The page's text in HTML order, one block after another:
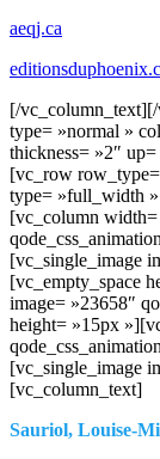
aeqj.ca
[/
type= »normal »
thickness= »2″
[vc_row
type= »full_width
[vc_column width=
[vc_single_image
[vc_empty_space
image= »23658″
height= »15px
[vc_single_image
[vc_column_text]
Sauriol, Louise-